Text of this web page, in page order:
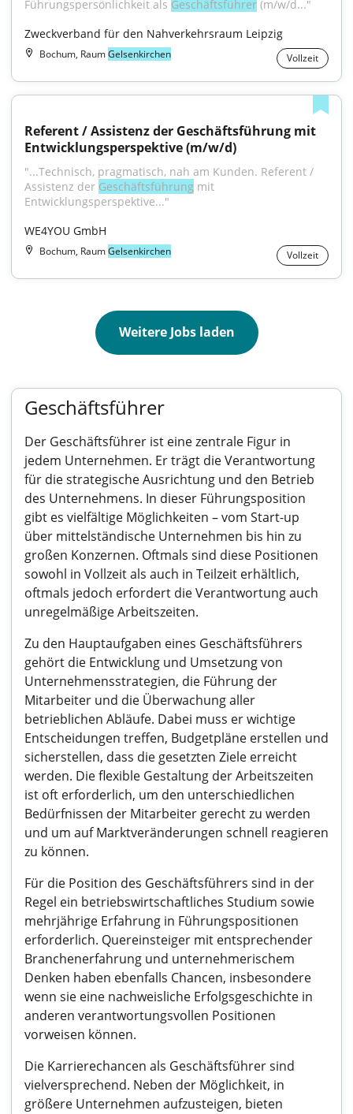
Führungspersönlichkeit als Geschäftsführer (m/w/d..."
Zweckverband für den Nahverkehrsraum Leipzig
Bochum, RaumGelsenkirchen Vollzeit
Referent / Assistenz der Geschäftsführung mit
Entwicklungsperspektive (m/w/d)
"...Technisch, pragmatisch, nah am Kunden. Referent /
Assistenz der Geschäftsführung mit
Entwicklungsperspektive..."
WE4YOU GmbH
Bochum, RaumGelsenkirchen Vollzeit
Weitere Jobs laden
Geschäftsführer
Der Geschäftsführer ist eine zentrale Figur in
jedem Unternehmen. Er trägt die Verantwortung
für die strategische Ausrichtung und den Betrieb
des Unternehmens. In dieser Führungsposition
gibt es vielfältige Möglichkeiten – vom Start-up
über mittelständische Unternehmen bis hin zu
großen Konzernen. Oftmals sind diese Positionen
sowohl in Vollzeit als auch in Teilzeit erhältlich,
oftmals jedoch erfordert die Verantwortung auch
unregelmäßige Arbeitszeiten.
Zu den Hauptaufgaben eines Geschäftsführers
gehört die Entwicklung und Umsetzung von
Unternehmensstrategien, die Führung der
Mitarbeiter und die Überwachung aller
betrieblichen Abläufe. Dabei muss er wichtige
Entscheidungen treffen, Budgetpläne erstellen und
sicherstellen, dass die gesetzten Ziele erreicht
werden. Die flexible Gestaltung der Arbeitszeiten
ist oft erforderlich, um den unterschiedlichen
Bedürfnissen der Mitarbeiter gerecht zu werden
und um auf Marktveränderungen schnell reagieren
zu können.
Für die Position des Geschäftsführers sind in der
Regel ein betriebswirtschaftliches Studium sowie
mehrjährige Erfahrung in Führungspositionen
erforderlich. Quereinsteiger mit entsprechender
Branchenerfahrung und unternehmerischem
Denken haben ebenfalls Chancen, insbesondere
wenn sie eine nachweisliche Erfolgsgeschichte in
anderen verantwortungsvollen Positionen
vorweisen können.
Die Karrierechancen als Geschäftsführer sind
vielversprechend. Neben der Möglichkeit, in
größere Unternehmen aufzusteigen, bieten